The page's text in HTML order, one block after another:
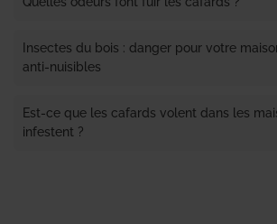
Insectes du bois : danger pour votre
anti-nuisibles
Est-ce que les cafards volent dans les
infestent ?